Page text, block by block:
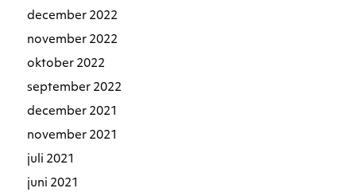
december 2022
november 2022
oktober 2022
september 2022
december 2021
november 2021
juli 2021
juni 2021